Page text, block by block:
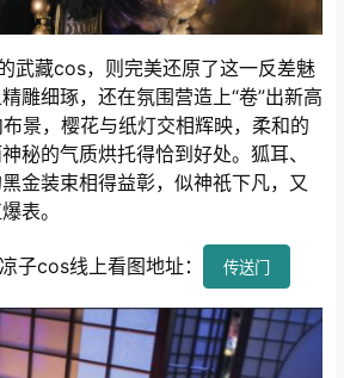
武藏cos，则完美还原了这一反差魅
雕细琢，还在氛围营造上“卷”出新高
景，樱花与纸灯交相辉映，柔和的
秘的气质烘托得恰到好处。狐耳、
金装束相得益彰，似神祇下凡，又
表。
子cos线上看图地址： 传送门